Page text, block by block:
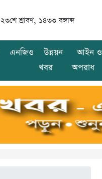
২৩শে শ্রাবণ, ১৪৩৩ বঙ্গাব্দ
এনজিও
উন্নয়ন
খবর
আইন ও
অপরাধ